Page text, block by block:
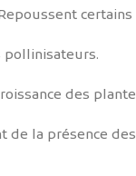
pollinisateurs.
des
de la présence